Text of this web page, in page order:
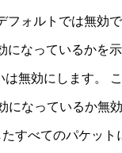
ォルトでは無効で
なっているかを示
無効にします。
なっているか無
すべてのパケッ